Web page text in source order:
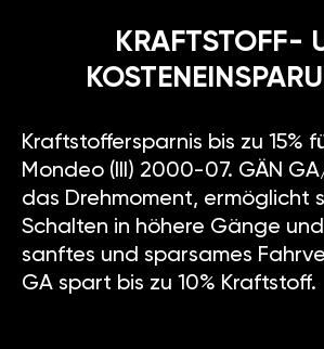
KRAFTSTOFF-
Kraftstoffersparnis bis zu 15%
Mondeo (III) 2000-07. GÄN
das Drehmoment, ermöglicht
Schalten in höhere Gänge
sanftes und sparsames
GA spart bis zu 10% Kraftstoff.